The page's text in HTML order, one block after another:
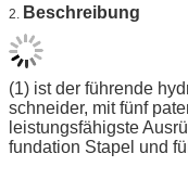
2. Beschreibung
(1) ist der führende
schneider, mit fünf
leistungsfähigste
fundation Stapel und